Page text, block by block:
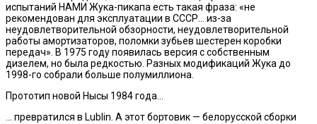
испытаний НАМИ Жука-пикапа есть такая фраза: «не
рекомендован для эксплуатации в СССР… из-за
неудовлетворительной обзорности, неудовлетворительной
работы амортизаторов, поломки зубьев шестерен коробки
передач». В 1975 году появилась версия с собственным
дизелем, но была редкостью. Разных модификаций Жука до
1998-го собрали больше полумиллиона.
Прототип новой Нысы 1984 года…
… превратился в Lublin. А этот бортовик — белорусской сборки